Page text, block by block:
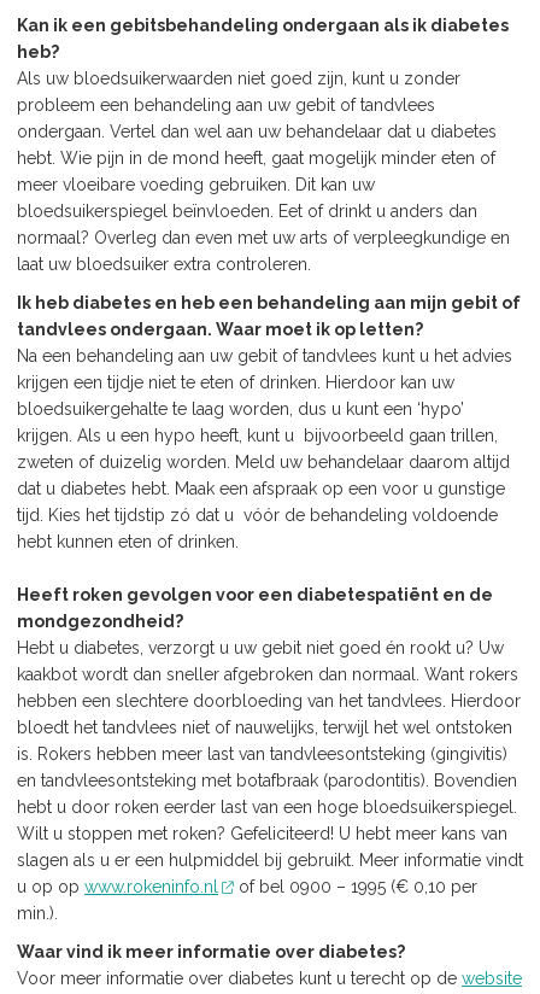
Kan ik een gebitsbehandeling ondergaan als ik diabetes
heb?
Als uw bloedsuikerwaarden niet goed zijn, kunt u zonder
probleem een behandeling aan uw gebit of tandvlees
ondergaan. Vertel dan wel aan uw behandelaar dat u diabetes
hebt. Wie pijn in de mond heeft, gaat mogelijk minder eten of
meer vloeibare voeding gebruiken. Dit kan uw
bloedsuikerspiegel beïnvloeden. Eet of drinkt u anders dan
normaal? Overleg dan even met uw arts of verpleegkundige en
laat uw bloedsuiker extra controleren.
Ik heb diabetes en heb een behandeling aan mijn gebit of
tandvlees ondergaan. Waar moet ik op letten?
Na een behandeling aan uw gebit of tandvlees kunt u het advies
krijgen een tijdje niet te eten of drinken. Hierdoor kan uw
bloedsuikergehalte te laag worden, dus u kunt een ‘hypo’
krijgen. Als u een hypo heeft, kunt u bijvoorbeeld gaan trillen,
zweten of duizelig worden. Meld uw behandelaar daarom altijd
dat u diabetes hebt. Maak een afspraak op een voor u gunstige
tijd. Kies het tijdstip zó dat u vóór de behandeling voldoende
hebt kunnen eten of drinken.
Heeft roken gevolgen voor een diabetespatiënt en de
mondgezondheid?
Hebt u diabetes, verzorgt u uw gebit niet goed én rookt u? Uw
kaakbot wordt dan sneller afgebroken dan normaal. Want rokers
hebben een slechtere doorbloeding van het tandvlees. Hierdoor
bloedt het tandvlees niet of nauwelijks, terwijl het wel ontstoken
is. Rokers hebben meer last van tandvleesontsteking (gingivitis)
en tandvleesontsteking met botafbraak (parodontitis). Bovendien
hebt u door roken eerder last van een hoge bloedsuikerspiegel.
Wilt u stoppen met roken? Gefeliciteerd! U hebt meer kans van
slagen als u er een hulpmiddel bij gebruikt. Meer informatie vindt
u op op www.rokeninfo.nl
of bel 0900 – 1995 (€ 0,10 per
min.).
Waar vind ik meer informatie over diabetes?
Voor meer informatie over diabetes kunt u terecht op de website